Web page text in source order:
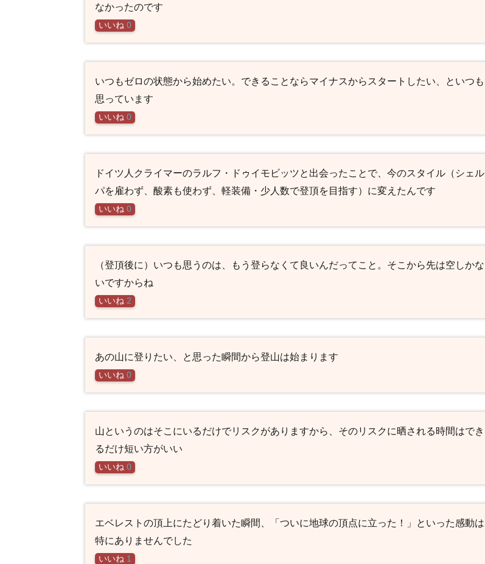
なかったのです
いいね 0
いつもゼロの状態から始めたい。できることならマイナスからスタートしたい、といつも
思っています
いいね 0
ドイツ人クライマーのラルフ・ドゥイモビッツと出会ったことで、今のスタイル（シェル
パを雇わず、酸素も使わず、軽装備・少人数で登頂を目指す）に変えたんです
いいね 0
（登頂後に）いつも思うのは、もう登らなくて良いんだってこと。そこから先は空しかな
いですからね
いいね 2
あの山に登りたい、と思った瞬間から登山は始まります
いいね 0
山というのはそこにいるだけでリスクがありますから、そのリスクに晒される時間はでき
るだけ短い方がいい
いいね 0
エベレストの頂上にたどり着いた瞬間、「ついに地球の頂点に立った！」といった感動は
特にありませんでした
いいね 1